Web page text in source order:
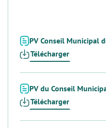
PV Conseil Municipal
Télécharger
PV du Conseil
Télécharger